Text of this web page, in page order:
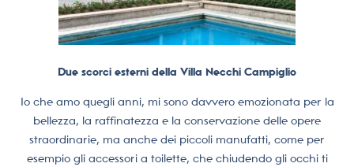
Due scorci esterni della Villa Necchi Campiglio
Io che amo quegli anni, mi sono davvero emozionata per la
bellezza, la raffinatezza e la conservazione delle opere
straordinarie, ma anche dei piccoli manufatti, come per
esempio gli accessori a toilette, che chiudendo gli occhi ti